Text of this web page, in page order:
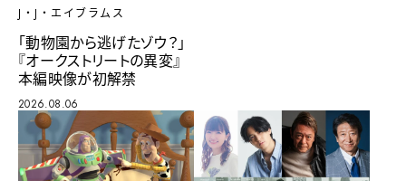
J・J・エイブラムス
「動物園から逃げたゾウ？」
『オークストリートの異変』
本編映像が初解禁
2026.08.06